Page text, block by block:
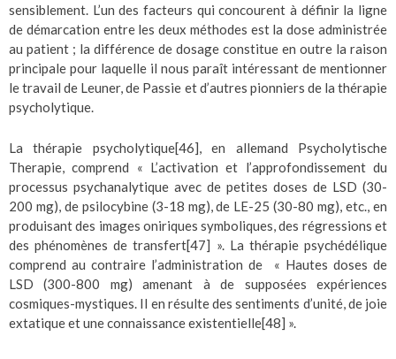
sensiblement. L’un des facteurs qui concourent à définir la ligne
de démarcation entre les deux méthodes est la dose administrée
au patient ; la différence de dosage constitue en outre la raison
principale pour laquelle il nous paraît intéressant de mentionner
le travail de Leuner, de Passie et d’autres pionniers de la thérapie
psycholytique.
La thérapie psycholytique[46], en allemand Psycholytische
Therapie, comprend « L’activation et l’approfondissement du
processus psychanalytique avec de petites doses de LSD (30-
200 mg), de psilocybine (3-18 mg), de LE-25 (30-80 mg), etc., en
produisant des images oniriques symboliques, des régressions et
des phénomènes de transfert[47] ». La thérapie psychédélique
comprend au contraire l’administration de « Hautes doses de
LSD (300-800 mg) amenant à de supposées expériences
cosmiques-mystiques. Il en résulte des sentiments d’unité, de joie
extatique et une connaissance existentielle[48] ».